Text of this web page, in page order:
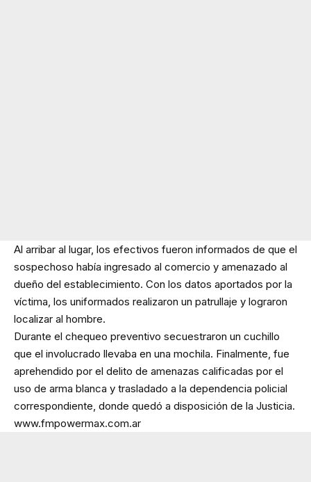
Al arribar al lugar, los efectivos fueron informados de que el
sospechoso había ingresado al comercio y amenazado al
dueño del establecimiento. Con los datos aportados por la
víctima, los uniformados realizaron un patrullaje y lograron
localizar al hombre.
Durante el chequeo preventivo secuestraron un cuchillo
que el involucrado llevaba en una mochila. Finalmente, fue
aprehendido por el delito de amenazas calificadas por el
uso de arma blanca y trasladado a la dependencia policial
correspondiente, donde quedó a disposición de la Justicia.
www.fmpowermax.com.ar